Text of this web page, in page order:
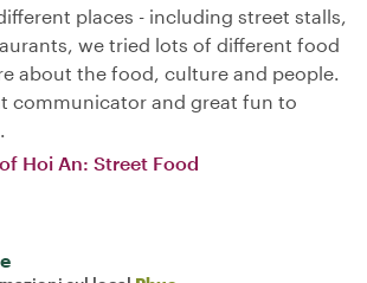
places - including street stalls,
we tried lots of different food
about the food, culture and people.
communicator and great fun to
Hoi An: Street Food